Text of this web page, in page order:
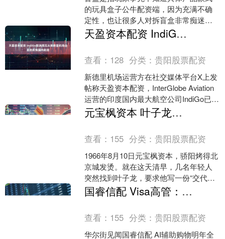
的玩具盒子公牛配资端，因为充满不确
定性，也让很多人对拆盲盒非常痴迷上
瘾。如今，盲盒在线下实体店、线上电
商平台销售火爆的同时，也....
天盈资本配资 IndiGo取消周五从新德里机场出发的所有国内航班
查看： 128 分类：贵阳股票配资
新德里机场运营方在社交媒体平台X上发
帖称天盈资本配资，InterGlobe Aviation
运营的印度国内最大航空公司IndiGo已取
消所有从该机场出发的航班至....
元宝枫资本 叶子龙陪伴毛主席27年，得知他遭到不公正待遇，毛主席：他没问题
查看： 155 分类：贵阳股票配资
1966年8月10日元宝枫资本，骄阳烤得北
京城发烫。就在这天清早，几名年轻人
突然找到叶子龙，要求他写一份“交代材
料”。他没推辞，只说了一句话：“有事先
找组织。”....
国睿信配 Visa高管：2026年将是“AI导购”元年
查看： 155 分类：贵阳股票配资
华尔街见闻国睿信配 AI辅助购物明年全